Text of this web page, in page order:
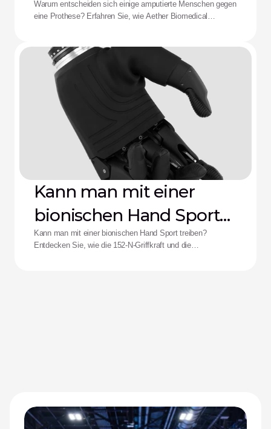
Aether-Lösung
Warum entscheiden sich einige amputierte Menschen gegen
eine Prothese? Erfahren Sie, wie Aether Biomedical
Kann man mit einer
bionischen Hand Sport
treiben?
Kann man mit einer bionischen Hand Sport treiben?
Entdecken Sie, wie die 152-N-Griffkraft und die